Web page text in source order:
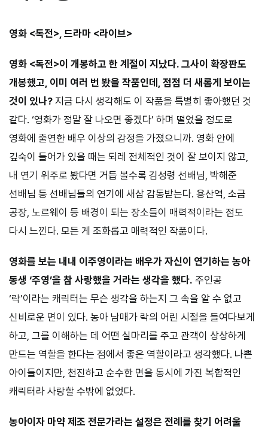
영화 <독전>, 드라마 <라이브>
영화 <독전>이 개봉하고 한 계절이 지났다. 그사이 확장판도
개봉했고, 이미 여러 번 봤을 작품인데, 점점 더 새롭게 보이는
것이 있나? 지금 다시 생각해도 이 작품을 특별히 좋아했던 것
같다. ‘영화가 정말 잘 나오면 좋겠다’ 하며 떨었을 정도로
영화에 출연한 배우 이상의 감정을 가졌으니까. 영화 안에
깊숙이 들어가 있을 때는 되레 전체적인 것이 잘 보이지 않고,
내 연기 위주로 봤다면 거듭 볼수록 김성령 선배님, 박해준
선배님 등 선배님들의 연기에 새삼 감동받는다. 용산역, 소금
공장, 노르웨이 등 배경이 되는 장소들이 매력적이라는 점도
다시 느낀다. 모든 게 조화롭고 매력적인 작품이다.
영화를 보는 내내 이주영이라는 배우가 자신이 연기하는 농아
동생 ‘주영’을 참 사랑했을 거라는 생각을 했다. 주인공
‘락’이라는 캐릭터는 무슨 생각을 하는지 그 속을 알 수 없고
신비로운 면이 있다. 농아 남매가 락의 어린 시절을 들여다보게
하고, 그를 이해하는 데 어떤 실마리를 주고 관객이 상상하게
만드는 역할을 한다는 점에서 좋은 역할이라고 생각했다. 나쁜
아이들이지만, 천진하고 순수한 면을 동시에 가진 복합적인
캐릭터라 사랑할 수밖에 없었다.
농아이자 마약 제조 전문가라는 설정은 전례를 찾기 어려울